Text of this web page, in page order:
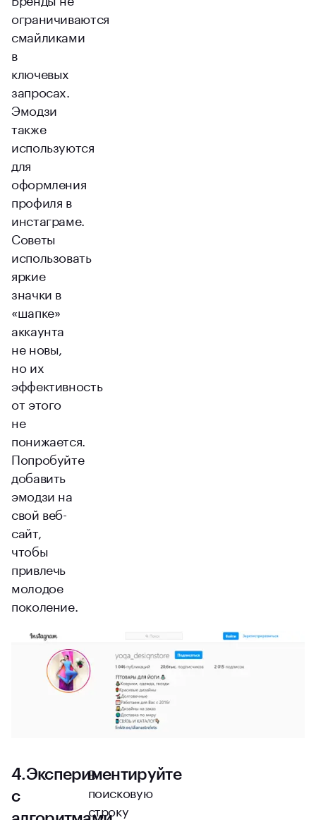
ограничиваются
смайликами
в
ключевых
запросах.
Эмодзи
также
используются
для
оформления
профиля в
инстаграме.
Советы
использовать
яркие
значки в
«шапке»
аккаунта
не новы,
но их
эффективность
от этого
не
понижается.
Попробуйте
добавить
эмодзи на
свой веб-
сайт,
чтобы
привлечь
молодое
поколение.
4.Экспериментируйте
с
В
поисковую
строку